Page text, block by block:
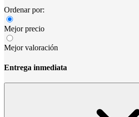
Ordenar por:
Mejor precio
Mejor valoración
Entrega inmediata